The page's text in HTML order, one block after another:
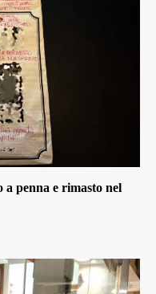
a penna e rimasto nel